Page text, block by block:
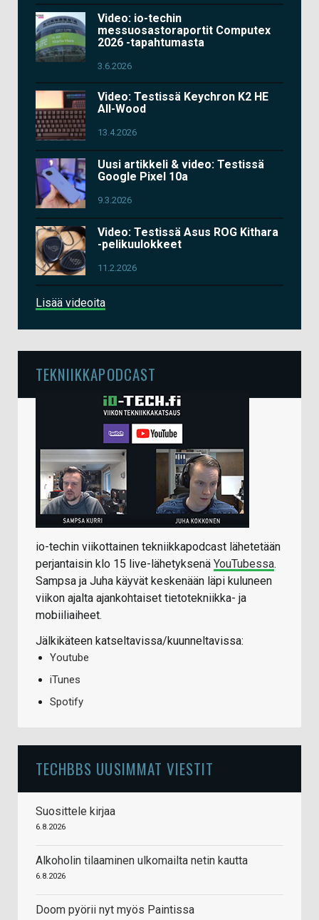
Video: io-techin
messuosastoraportit Computex
2026 -tapahtumasta
3.6.2026
Video: Testissä Keychron K2 HE
All-Wood
13.4.2026
Uusi artikkeli & video: Testissä
Google Pixel 10a
9.3.2026
Video: Testissä Asus ROG Kithara
-pelikuulokkeet
11.2.2026
Lisää videoita
TEKNIIKKAPODCAST
io-techin viikottainen tekniikkapodcast lähetetään
perjantaisin klo 15 live-lähetyksenä YouTubessa.
Sampsa ja Juha käyvät keskenään läpi kuluneen
viikon ajalta ajankohtaiset tietotekniikka- ja
mobiiliaiheet.
Jälkikäteen katseltavissa/kuunneltavissa:
Youtube
iTunes
Spotify
TECHBBS UUSIMMAT VIESTIT
Suosittele kirjaa
6.8.2026
Alkoholin tilaaminen ulkomailta netin kautta
6.8.2026
Doom pyörii nyt myös Paintissa